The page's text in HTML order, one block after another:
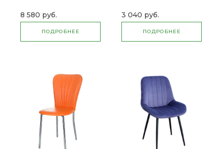
8 580 руб.
ПОДРОБНЕЕ
3 040 руб.
ПОДРОБНЕЕ